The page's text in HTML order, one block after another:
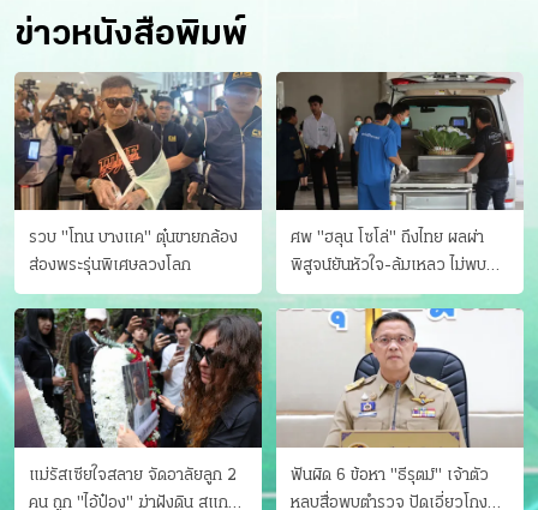
ข่าวหนังสือพิมพ์
รวบ "โทน บางแค" ตุ๋นขายกล้อง
ส่องพระรุ่นพิเศษลวงโลก
ศพ "ฮลุน โซโล่" ถึงไทย ผลผ่า
พิสูจน์ยันหัวใจ-ล้มเหลว ไม่พบ
บาดแผล
แม่รัสเซียใจสลาย จัดอาลัยลูก 2
คน ถูก "ไอ้ป๋อง" ฆ่าฝังดิน สแกน
ฟันผิด 6 ข้อหา "ธีรุตม์" เจ้าตัว
หลบสื่อพบตำรวจ ปัดเอี่ยวโกง